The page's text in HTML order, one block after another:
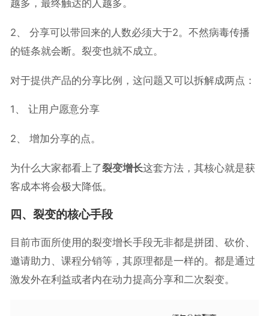
越多，最终触达的人越多。
2、 分享可以带回来的人数必须大于2。不然病毒传播
的链条就会断。裂变也就不成立。
对于提供产品的分享比例，这问题又可以拆解成两点：
1、 让用户愿意分享
2、 增加分享的点。
为什么大家都看上了裂变增长这套方法，其核心就是获
客成本将会极大降低。
四、裂变的核心手段
目前市面所使用的裂变增长手段无非都是拼团、砍价、
邀请助力、课程分销等，其原理都是一样的。都是通过
激发外在利益或者内在动力提高分享和二次裂变。